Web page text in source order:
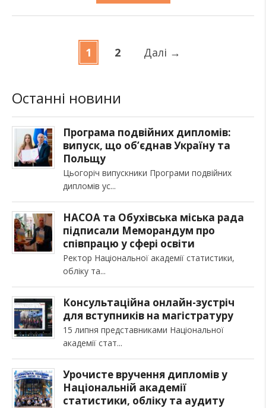
1 2 Далі →
Останні новини
Програма подвійних дипломів:
випуск, що об’єднав Україну та
Польщу
Цьогоріч випускники Програми подвійних
дипломів ус
НАСОА та Обухівська міська рада
підписали Меморандум про
співпрацю у сфері освіти
Ректор Національної академії статистики,
обліку та
Консультаційна онлайн-зустріч
для вступників на магістратуру
15 липня представниками Національної
академії стат
Урочисте вручення дипломів у
Національній академії
статистики, обліку та аудиту